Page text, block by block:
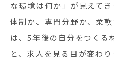
な環境は何か」が見えて
体制か、専門分野か、柔
は、5年後の自分をつくる
と、求人を見る目が変わ